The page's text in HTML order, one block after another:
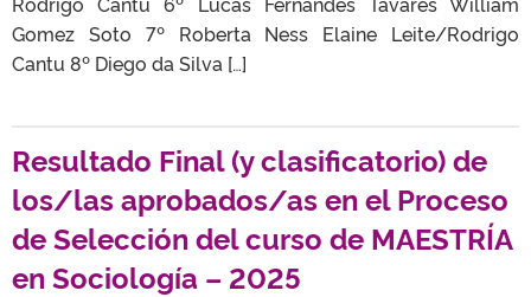
Gomez Soto 7º Roberta Ness Elaine Leite/Rodrigo
Cantu 8º Diego da Silva […]
Resultado Final (y clasificatorio) de
los/las aprobados/as en el Proceso
de Selección del curso de MAESTRÍA
en Sociología – 2025